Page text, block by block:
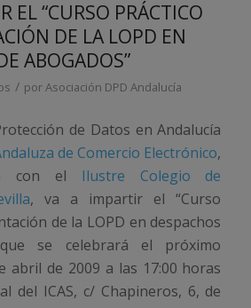
EL “CURSO PRÁCTICO
DE LA LOPD EN
ABOGADOS”
/ porAsociación DPD Andalucía
de Datos en Andalucía
de Comercio Electrónico,
con el Ilustre Colegio de
, va a impartir el “Curso
de la LOPD en despachos
se celebrará el próximo
abril de 2009 a las 17:00 horas
del ICAS, c/ Chapineros, 6, de